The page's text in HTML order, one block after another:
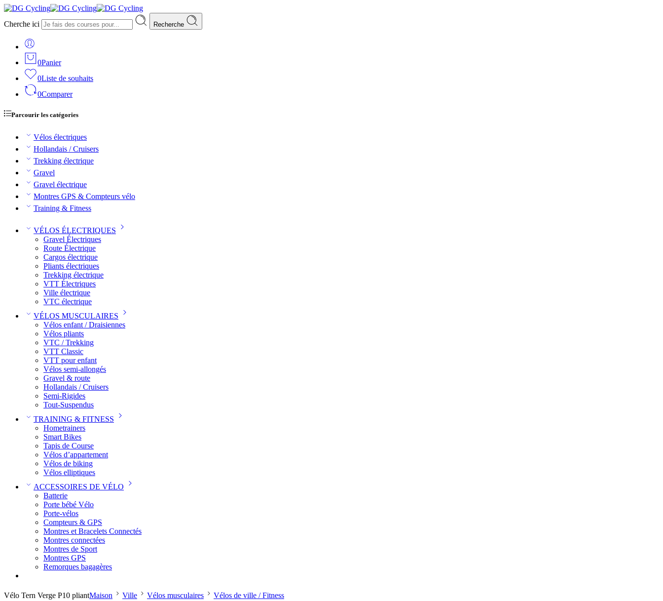
Cherche ici Recherche
0Panier
0Liste de souhaits
0Comparer
Parcourir les catégories
Vélos électriques
Hollandais / Cruisers
Trekking électrique
Gravel
Gravel électrique
Montres GPS & Compteurs vélo
Training & Fitness
VÉLOS ÉLECTRIQUES
Gravel Électriques
Route Électrique
Cargos électrique
Pliants électriques
Trekking électrique
VTT Électriques
Ville électrique
VTC électrique
VÉLOS MUSCULAIRES
Vélos enfant / Draisiennes
Vélos pliants
VTC / Trekking
VTT Classic
VTT pour enfant​
Vélos semi-allongés
Gravel & route
Hollandais / Cruisers
Semi-Rigides
Tout-Suspendus
TRAINING & FITNESS
Hometrainers
Smart Bikes
Tapis de Course
Vélos d’appartement
Vélos de biking
Vélos elliptiques
ACCESSOIRES DE VÉLO
Batterie
Porte bébé Vélo
Porte-vélos
Compteurs & GPS
Montres et Bracelets Connectés
Montres connectées
Montres de Sport
Montres GPS
Remorques bagagères
Vélo Tern Verge P10 pliantMaison Ville Vélos musculaires Vélos de ville / Fitness